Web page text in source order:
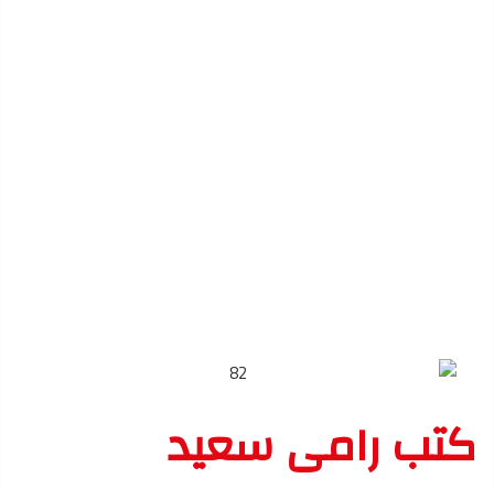
كتب رامى سعيد